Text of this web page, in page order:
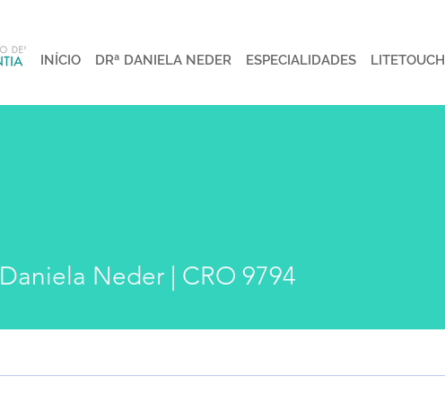
INÍCIO DRª DANIELA NEDER ESPECIALIDADES LITETOUCH
Daniela Neder | CRO 9794